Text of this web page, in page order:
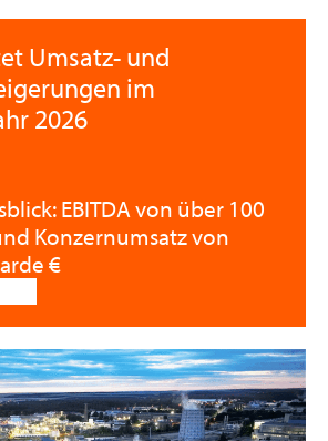
Umsatz- und
im
2026
EBITDA von über 100
Konzernumsatz von
€